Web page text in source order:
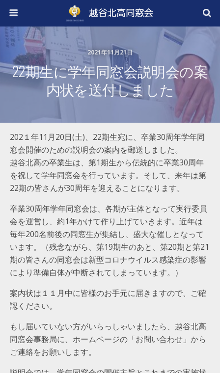
2021年11月21日
22期生に学年同窓会説明会の案
内状を送付しました
202１年11月20日(土)、22期生宛に、卒業30周年学年同
窓会開催のための説明会の案内を郵送しました。
越谷北高の卒業生は、第1期生から伝統的に卒業30周年
を祝して学年同窓会を行っています。そして、来年は第
22期の皆さんが30周年を迎えることになります。
卒業30周年学年同窓会は、各期が主体となって実行委員
会を運営し、約1年かけて作り上げていきます。近年は
毎年200名前後の同窓生が集結し、盛大な催しとなって
います。（残念ながら、第19期生のあと、第20期と第21
期の皆さんの同窓会は新型コロナウイルス感染症の影響
により準備自体が中断されてしまっています。）
案内状は１１月中に皆様のお手元に届きますので、ご確
認ください。
もし届いていない方がいらっしゃいましたら、越谷北高
同窓会事務局に、ホームページの「お問い合わせ」から
ご連絡をお願いします。